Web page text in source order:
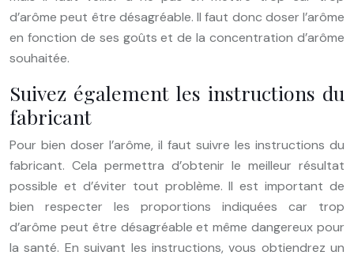
d’arôme peut être désagréable. Il faut donc doser l’arôme
en fonction de ses goûts et de la concentration d’arôme
souhaitée.
Suivez également les instructions du
fabricant
Pour bien doser l’arôme, il faut suivre les instructions du
fabricant. Cela permettra d’obtenir le meilleur résultat
possible et d’éviter tout problème. Il est important de
bien respecter les proportions indiquées car trop
d’arôme peut être désagréable et même dangereux pour
la santé. En suivant les instructions, vous obtiendrez un